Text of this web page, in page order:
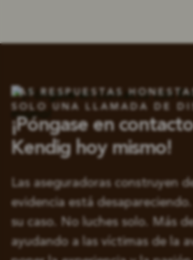
LAS RESPUESTAS
SOLO UNA LLAMADA DE
¡Póngase en
Kendig hoy mismo!
Las aseguradoras construyen
evidencia está
su caso. No luches solo. Más
ayudando a las víctimas de la